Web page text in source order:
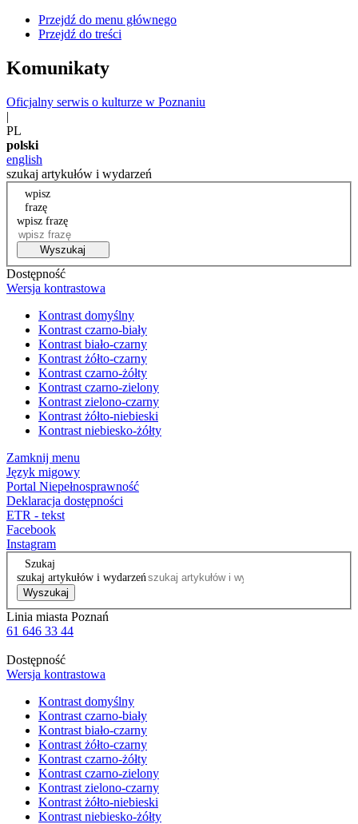
Przejdź do menu głównego
Przejdź do treści
Komunikaty
Oficjalny serwis o kulturze w Poznaniu
|
PL
polski
english
szukaj artykułów i wydarzeń
wpisz
frazę
wpisz frazę
Wyszukaj
Dostępność
Wersja kontrastowa
Kontrast domyślny
Kontrast czarno-biały
Kontrast biało-czarny
Kontrast żółto-czarny
Kontrast czarno-żółty
Kontrast czarno-zielony
Kontrast zielono-czarny
Kontrast żółto-niebieski
Kontrast niebiesko-żółty
Zamknij menu
Język migowy
Portal Niepełnosprawność
Deklaracja dostępności
ETR - tekst
Facebook
Instagram
Szukaj
szukaj artykułów i wydarzeń
Wyszukaj
Linia miasta Poznań
61 646 33 44
Dostępność
Wersja kontrastowa
Kontrast domyślny
Kontrast czarno-biały
Kontrast biało-czarny
Kontrast żółto-czarny
Kontrast czarno-żółty
Kontrast czarno-zielony
Kontrast zielono-czarny
Kontrast żółto-niebieski
Kontrast niebiesko-żółty